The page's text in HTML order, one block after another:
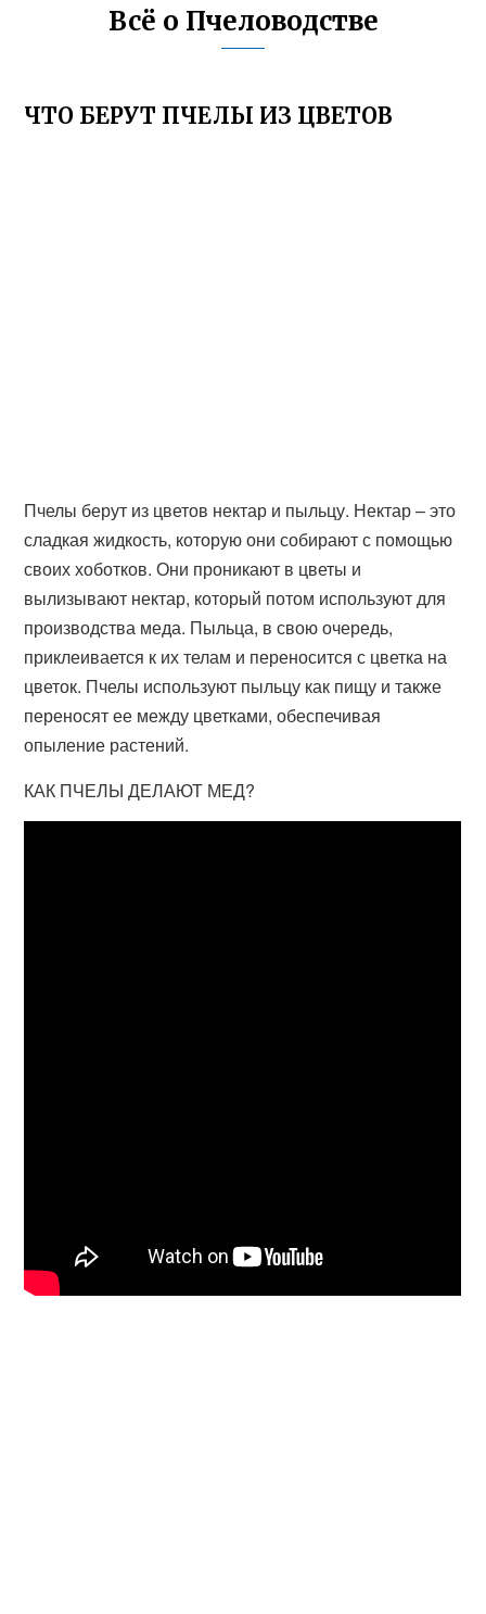
Всё о Пчеловодстве
ЧТО БЕРУТ ПЧЕЛЫ ИЗ ЦВЕТОВ
Пчелы берут из цветов нектар и пыльцу. Нектар – это
сладкая жидкость, которую они собирают с помощью
своих хоботков. Они проникают в цветы и
вылизывают нектар, который потом используют для
производства меда. Пыльца, в свою очередь,
приклеивается к их телам и переносится с цветка на
цветок. Пчелы используют пыльцу как пищу и также
переносят ее между цветками, обеспечивая
опыление растений.
КАК ПЧЕЛЫ ДЕЛАЮТ МЕД?